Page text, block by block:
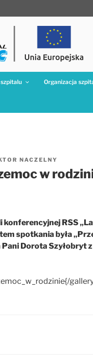
Organizacja
NACZELNY
w
RSS
spotkania była
Dorota Szyłobryt